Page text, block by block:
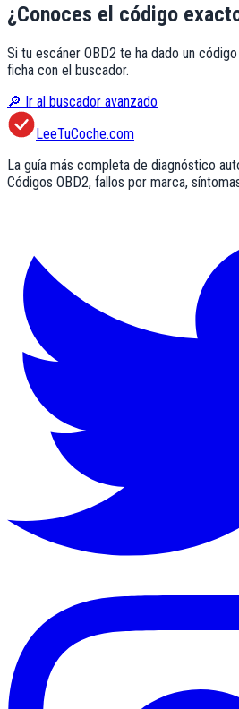
¿Conoces el código
Si tu escáner OBD2 te ha dado un
ficha con el buscador.
🔎 Ir al buscador avanzado
LeeTuCoche.com
La guía más completa de diagnóstico
Códigos OBD2, fallos por marca,